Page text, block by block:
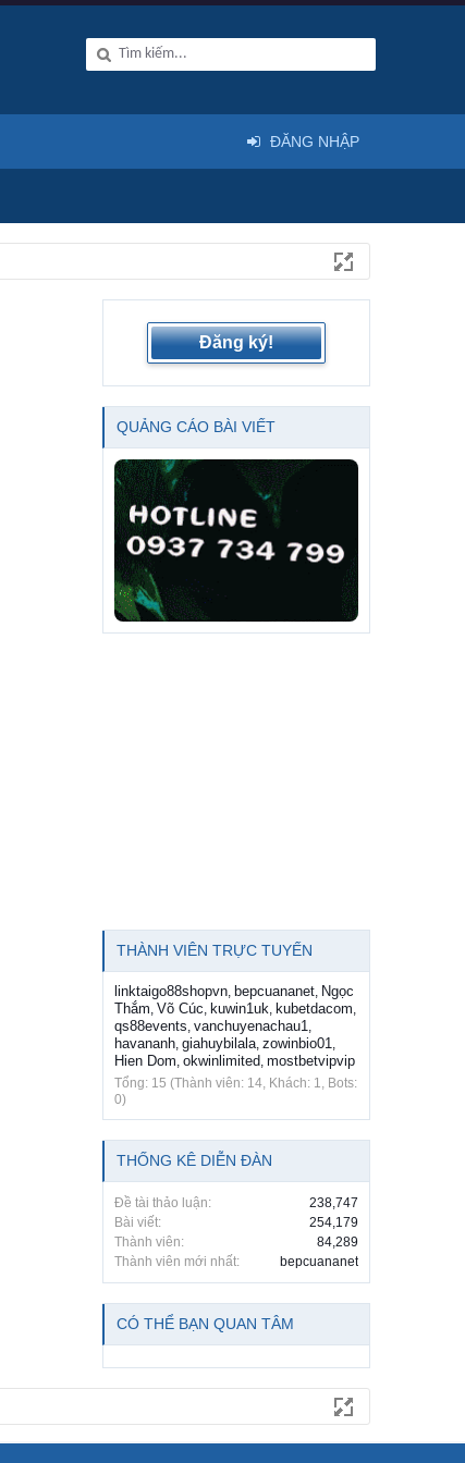
Đăng ký!
QUẢNG CÁO BÀI VIẾT
THÀNH VIÊN TRỰC TUYẾN
linktaigo88shopvn, bepcuananet, Ngọc
Thắm, Võ Cúc, kuwin1uk, kubetdacom,
qs88events, vanchuyenachau1,
havananh, giahuybilala, zowinbio01,
Hien Dom, okwinlimited, mostbetvipvip
Tổng: 15 (Thành viên: 14, Khách: 1, Bots:
0)
THỐNG KÊ DIỄN ĐÀN
Đề tài thảo luận:
238,747
Bài viết:
254,179
Thành viên:
84,289
Thành viên mới nhất:
bepcuananet
CÓ THỂ BẠN QUAN TÂM
ĐĂNG NHẬP